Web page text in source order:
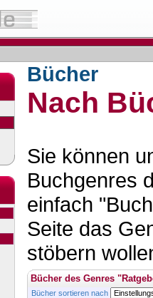
Bücher
Nach
Sie können
Buchgenres
einfach
Seite das
stöbern
Bücher des Genres
Bücher sortieren nach